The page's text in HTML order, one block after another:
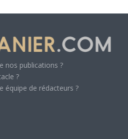
nos publications ?
?
équipe de rédacteurs ?